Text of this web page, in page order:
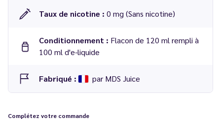
Taux de nicotine : 0 mg (Sans nicotine)
Conditionnement : Flacon de 120 ml rempli à
100 ml d'e-liquide
Fabriqué : par MDS Juice
Complétez votre commande